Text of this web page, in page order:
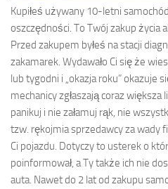
Kupiłeś używany 10-letni
oszczędności. To Twój zakup życia
Przed zakupem byłeś na stacji
zakamarek. Wydawało Ci się że
lub tygodni i „okazja roku” okazuje
mechanicy zgłaszają coraz
panikuj i nie załamuj rąk, nie
tzw. rękojmia sprzedawcy za wady
Ci pojazdu. Dotyczy to usterek o
poinformował, a Ty także ich nie
auta. Nawet do 2 lat od zakupu